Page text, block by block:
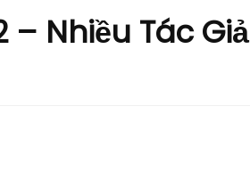
– Nhiều Tác Giả